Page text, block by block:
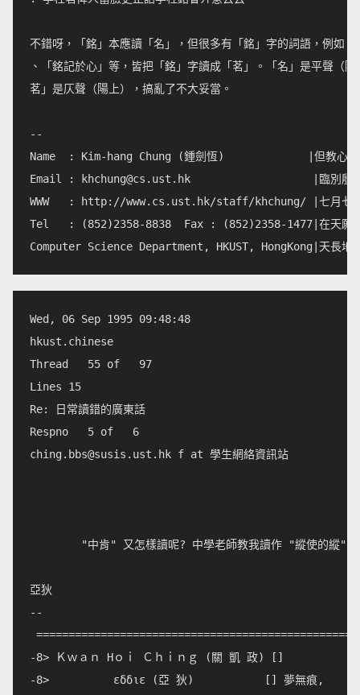
不錯呀，「銘」本應讀「名」，但很多有「銘」字的詞語，例如「
、「銘記於心」等，皆把「銘」字讀成「茗」。「名」是平聲（陽
茗」是仄聲（陽上），搞亂了不大妥當。
--
Name  : Kim-hang Chung (鍾劍恆)             |但教心似今
Email :
khchung@cs.ust.hk
|臨別殷
WWW   : http://www.cs.ust.hk/staff/khchung/ |七月七日
Tel   : (852)2358-8838  Fax : (852)2358-1477|在天願作
Wed, 06 Sep 1995 09:48:48
hkust.chinese
Thread   55 of   97
Lines 15
Re: 日常讀錯的廣東話
ching.bbs@susis.ust.hk f at 學生網絡資訊站
"中肯" 又怎樣讀呢? 中學老師教我讀作 "縱使的縱"
亞狄
--
-8> Ｋｗａｎ Ηｏｉ Ｃｈｉｎｇ (關 凱 政) []
-8>          εδδιε (亞 狄)           [] 夢無痕,